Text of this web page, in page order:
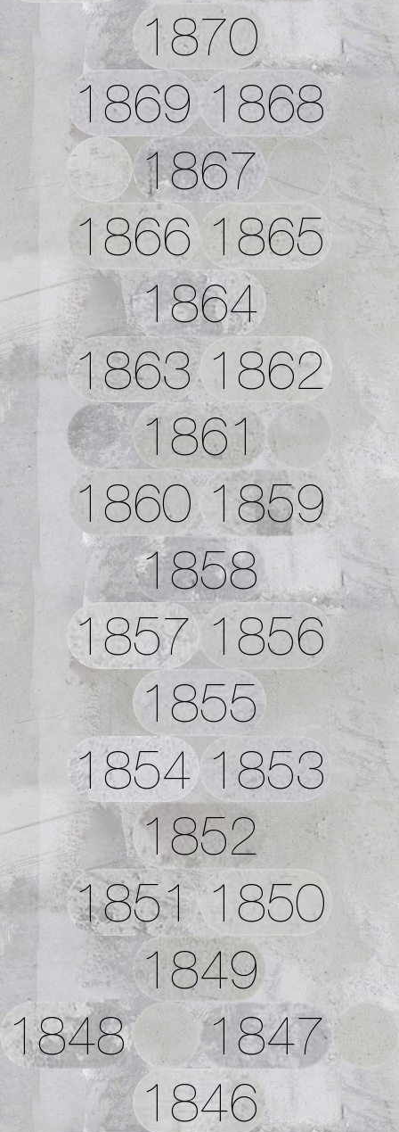
1870
1869 1868
1867
1866 1865
1864
1863 1862
1861
1860 1859
1858
1857 1856
1855
1854 1853
1852
1851 1850
1849
1848
1847
1846